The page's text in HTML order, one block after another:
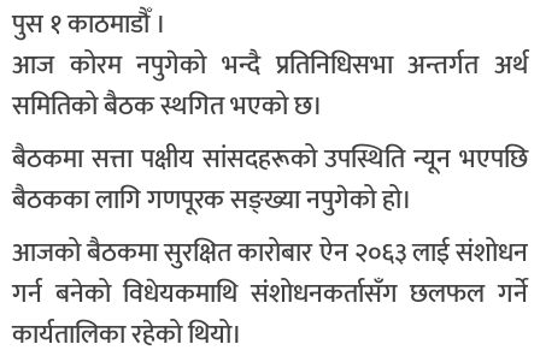
पुस १ काठमाडौँ ।
आज कोरम नपुगेको भन्दै प्रतिनिधिसभा अन्तर्गत अर्थ
समितिको बैठक स्थगित भएको छ।
बैठकमा सत्ता पक्षीय सांसदहरूको उपस्थिति न्यून भएपछि
बैठकका लागि गणपूरक सङ्ख्या नपुगेको हो।
आजको बैठकमा सुरक्षित कारोबार ऐन २०६३ लाई संशोधन
गर्न बनेको विधेयकमाथि संशोधनकर्तासँग छलफल गर्ने
कार्यतालिका रहेको थियो।